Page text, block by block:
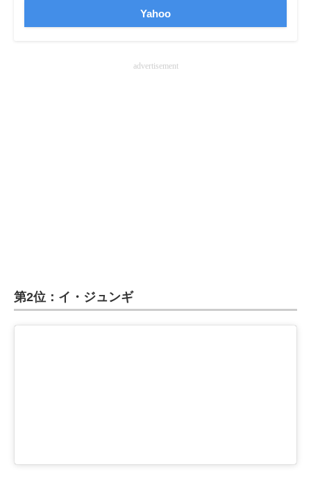
Yahoo
advertisement
第2位：イ・ジュンギ